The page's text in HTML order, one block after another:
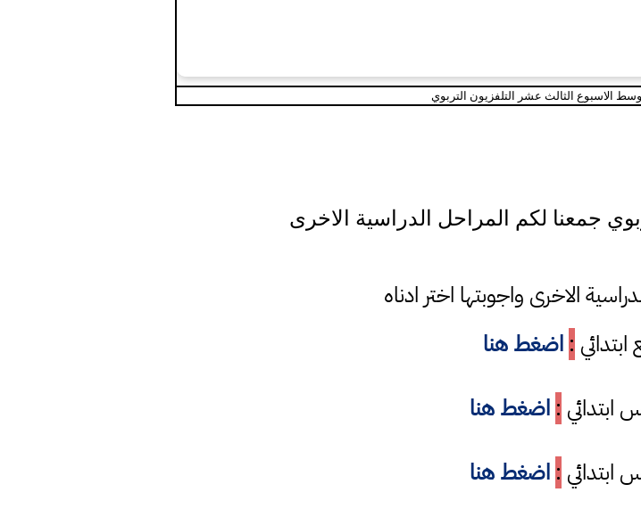
الاسبوع الثالث عشر التلفزيون التربوي
جمعنا لكم المراحل الدراسية الاخرى
الاخرى واجوبتها اختر ادناه
: اضغط هنا
: اضغط هنا
: اضغط هنا